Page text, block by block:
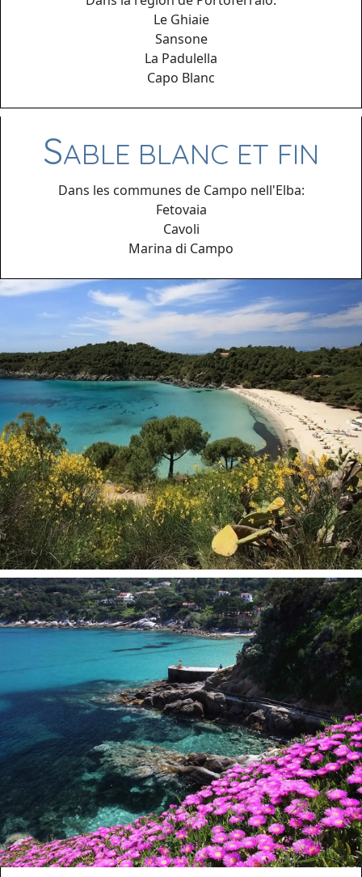
Le Ghiaie
Sansone
La Padulella
Capo Blanc
SABLE BLANC ET FIN
Dans les communes de Campo nell'Elba:
Fetovaia
Cavoli
Marina di Campo